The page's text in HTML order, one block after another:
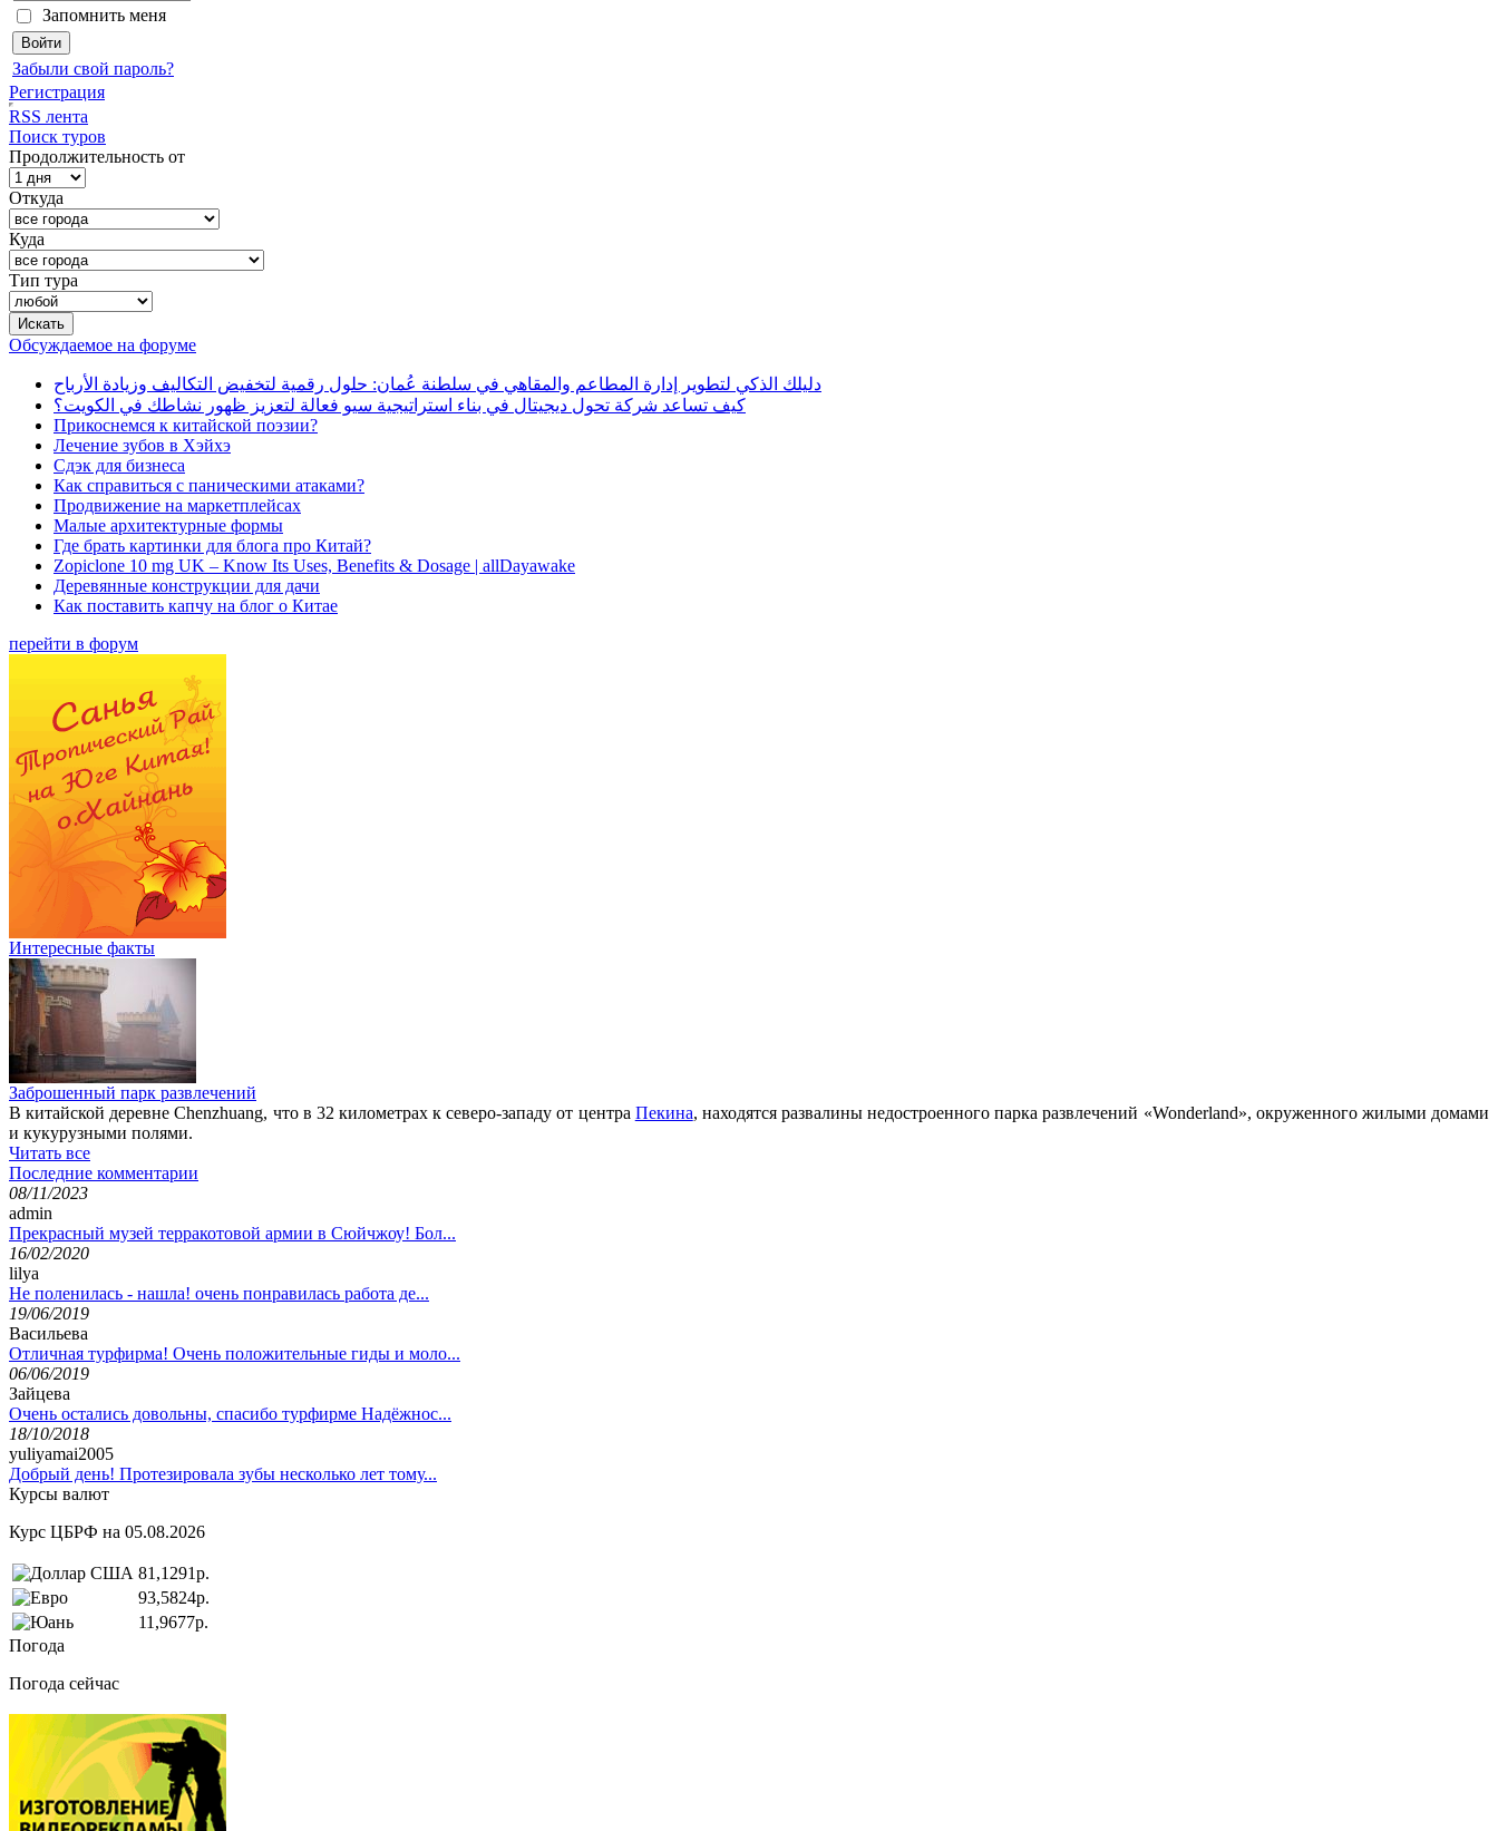
Запомнить меня
Забыли свой пароль?
Регистрация
RSS лента
Поиск туров
Продолжительность от
Откуда
Куда
Тип тура
Обсуждаемое на форуме
دليلك الذكي لتطوير إدارة المطاعم والمقاهي في سلطنة عُمان: حلول رقمية لتخفيض التكاليف وزيادة الأرباح
كيف تساعد شركة تحول ديجيتال في بناء استراتيجية سيو فعالة لتعزيز ظهور نشاطك في الكويت؟
Прикоснемся к китайской поэзии?
Лечение зубов в Хэйхэ
Сдэк для бизнеса
Как справиться с паническими атаками?
Продвижение на маркетплейсах
Малые архитектурные формы
Где брать картинки для блога про Китай?
Zopiclone 10 mg UK – Know Its Uses, Benefits & Dosage | allDayawake
Деревянные конструкции для дачи
Как поставить капчу на блог о Китае
перейти в форум
Интересные факты
Заброшенный парк развлечений
В китайской деревне Chenzhuang, что в 32 километрах к северо-западу от центра Пекина, находятся развалины недостроенного парка развлечений «Wonderland», окруженного жилыми домами
и кукурузными полями.
Читать все
Последние комментарии
08/11/2023
admin
Прекрасный музей терракотовой армии в Сюйчжоу! Бол...
16/02/2020
lilya
Не поленилась - нашла! очень понравилась работа де...
19/06/2019
Васильева
Отличная турфирма! Очень положительные гиды и моло...
06/06/2019
Зайцева
Очень остались довольны, спасибо турфирме Надёжнос...
18/10/2018
yuliyamai2005
Добрый день! Протезировала зубы несколько лет тому...
Курсы валют
Курс ЦБРФ на 05.08.2026
81,1291р.
93,5824р.
11,9677р.
Погода
Погода сейчас